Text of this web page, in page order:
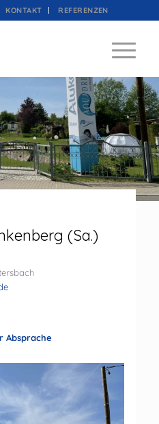
KONTAKT REFERENZEN
(Sa.)
Absprache